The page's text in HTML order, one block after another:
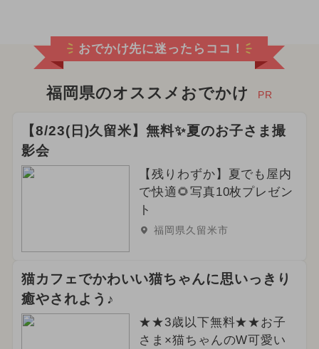
おでかけ先に迷ったらココ！
福岡県のオススメおでかけ PR
【8/23(日)久留米】無料✨夏のお子さま撮
影会
【残りわずか】夏でも屋内
で快適🌻写真10枚プレゼン
ト
福岡県久留米市
猫カフェでかわいい猫ちゃんに思いっきり
癒やされよう♪
★★3歳以下無料★★お子
さま×猫ちゃんのW可愛い